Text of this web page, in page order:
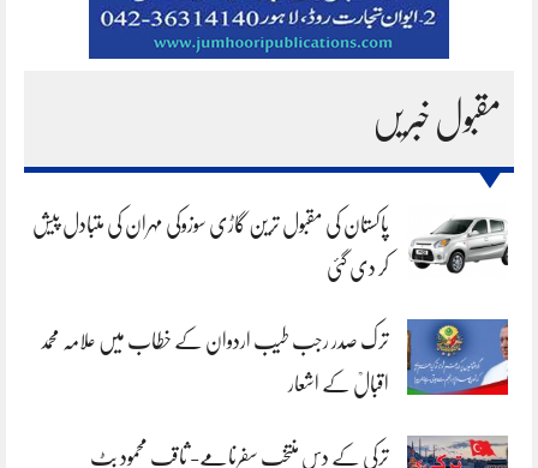
مقبول خبریں
پاکستان کی مقبول ترین گاڑی سوزوکی مہران کی متبادل پیش
کر دی گئی
ترک صدر رجب طیب اردوان کے خطاب میں علامہ محمد
اقبالؒ کے اشعار
ترکی کے دس منتخب سفرنامے- ثاقب محمود بٹ